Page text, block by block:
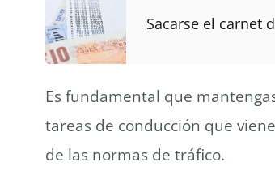
Sacarse el carnet
Es fundamental que
tareas de conducción que
de las normas de tráfico.